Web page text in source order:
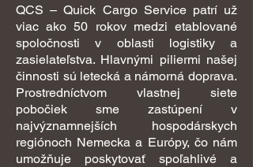
QCS – Quick Cargo Service patrí už
viac ako 50 rokov medzi etablované
spoločnosti v oblasti logistiky a
zasielateľstva. Hlavnými piliermi našej
činnosti sú letecká a námorná doprava.
Prostredníctvom vlastnej siete
pobočiek sme zastúpení v
najvýznamnejších hospodárskych
regiónoch Nemecka a Európy, čo nám
umožňuje poskytovať spoľahlivé a